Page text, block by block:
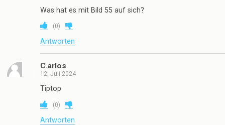
Was hat es mit Bild 55 auf sich?
(0)
Antworten
C.arlos
12. Juli 2024
Tiptop
(0)
Antworten